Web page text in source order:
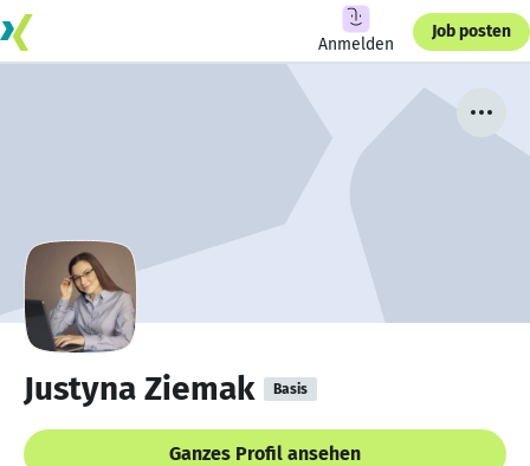
Anmelden
Job posten
Justyna Ziemak Basis
Ganzes Profil ansehen